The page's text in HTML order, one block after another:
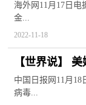
有色人种及贫
海外网11月17日电
金...
2022-11-18
【世界说】
加对美国公共
中国日报网11月
病毒...